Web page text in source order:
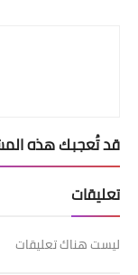
قد تُعجبك هذه
تعليقات
ليست هناك تعليقات